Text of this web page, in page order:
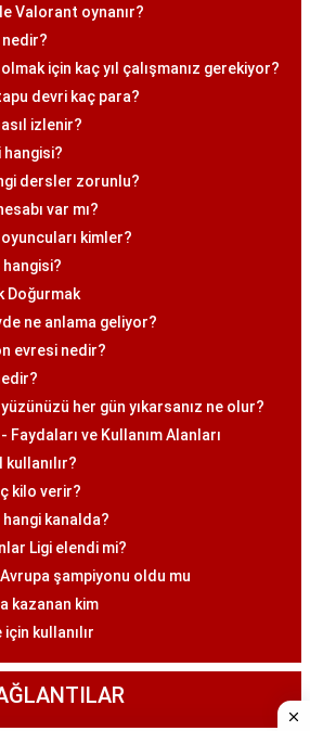
Valorant oynanır?
için kaç yıl çalışmanız gerekiyor?
devri kaç para?
izlenir?
hangisi?
dersler zorunlu?
var mı?
kimler?
Doğurmak
ne anlama geliyor?
evresi nedir?
her gün yıkarsanız ne olur?
ve Kullanım Alanları
kullanılır?
kilo verir?
hangi kanalda?
Ligi elendi mi?
şampiyonu oldu mu
kazanan kim
kullanılır